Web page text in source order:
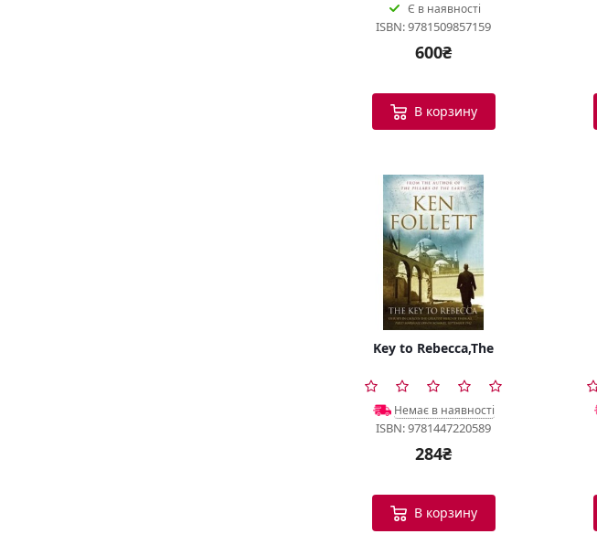
Є в наявності
ISBN: 9781509857159
600₴
В корзину
Key to Rebecca,The
Немає в наявності
ISBN: 9781447220589
284₴
В корзину